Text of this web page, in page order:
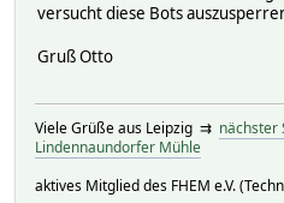
versucht diese Bots
Gruß Otto
Viele Grüße aus Leipzig ⇉ nächster
Lindennaundorfer Mühle
aktives Mitglied des FHEM e.V.